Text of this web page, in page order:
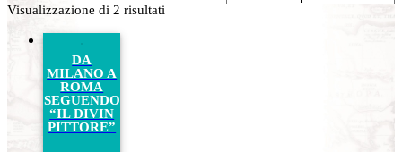
Visualizzazione di 2 risultati
DA
MILANO A
ROMA
SEGUENDO
“IL DIVIN
PITTORE”